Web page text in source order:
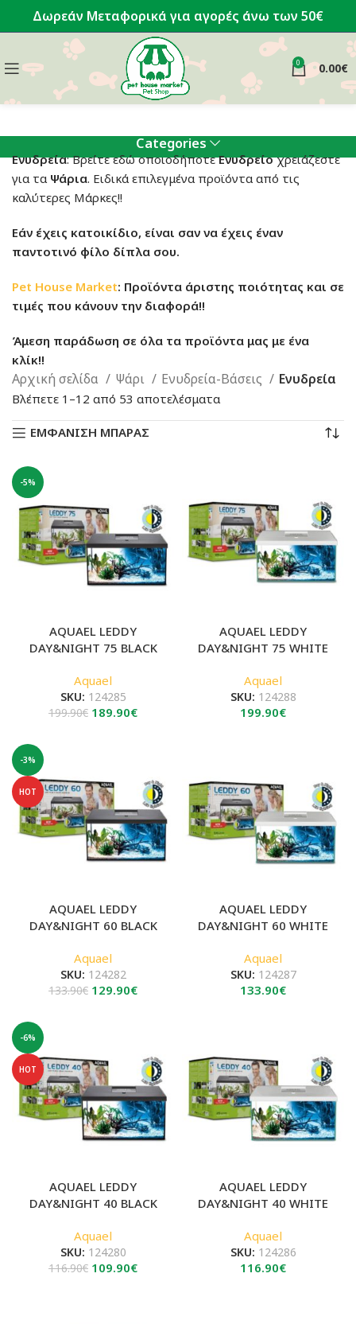
Δωρεάν Μεταφορικά για αγορές άνω των 50€
0 0.00€
Categories
Ενυδρεία: Βρείτε εδώ οποιοδήποτεΕνυδρείοχρειάζεστε
για τα Ψάρια. Ειδικά επιλεγμένα προϊόντα από τις
καλύτερες Μάρκες!!
Εάν έχεις κατοικίδιο, είναι σαν να έχεις έναν
παντοτινό φίλο δίπλα σου.
Pet House Market: Προϊόντα άριστης ποιότητας και σε
τιμές που κάνουν την διαφορά!!
Άμεση παράδωση σε όλα τα προϊόντα μας με ένα
κλίκ!!
Αρχική σελίδα Ψάρι Ενυδρεία-Βάσεις Ενυδρεία
Βλέπετε 1–12 από 53 αποτελέσματα
by
ΕΜΦΑΝΙΣΗ ΜΠΑΡΑΣ
-5%
AQUAEL LEDDY
DAY&NIGHT 75 BLACK
Aquael
SKU: 124285
199.90€ Original
189.90€Η
189.90€.
AQUAEL LEDDY
DAY&NIGHT 75 WHITE
Aquael
SKU: 124288
199.90€
-3%
HOT
AQUAEL LEDDY
DAY&NIGHT 60 BLACK
Aquael
SKU: 124282
133.90€ Original
129.90€Η
129.90€.
AQUAEL LEDDY
DAY&NIGHT 60 WHITE
Aquael
SKU: 124287
133.90€
-6%
HOT
AQUAEL LEDDY
DAY&NIGHT 40 BLACK
Aquael
SKU: 124280
116.90€ Original
109.90€Η
AQUAEL LEDDY
DAY&NIGHT 40 WHITE
Aquael
SKU: 124286
116.90€